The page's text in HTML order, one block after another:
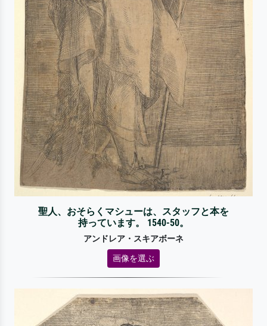
聖人、おそらくマシューは、スタッフと本を
持っています。 1540-50。
アンドレア・スキアボーネ
画像を選ぶ